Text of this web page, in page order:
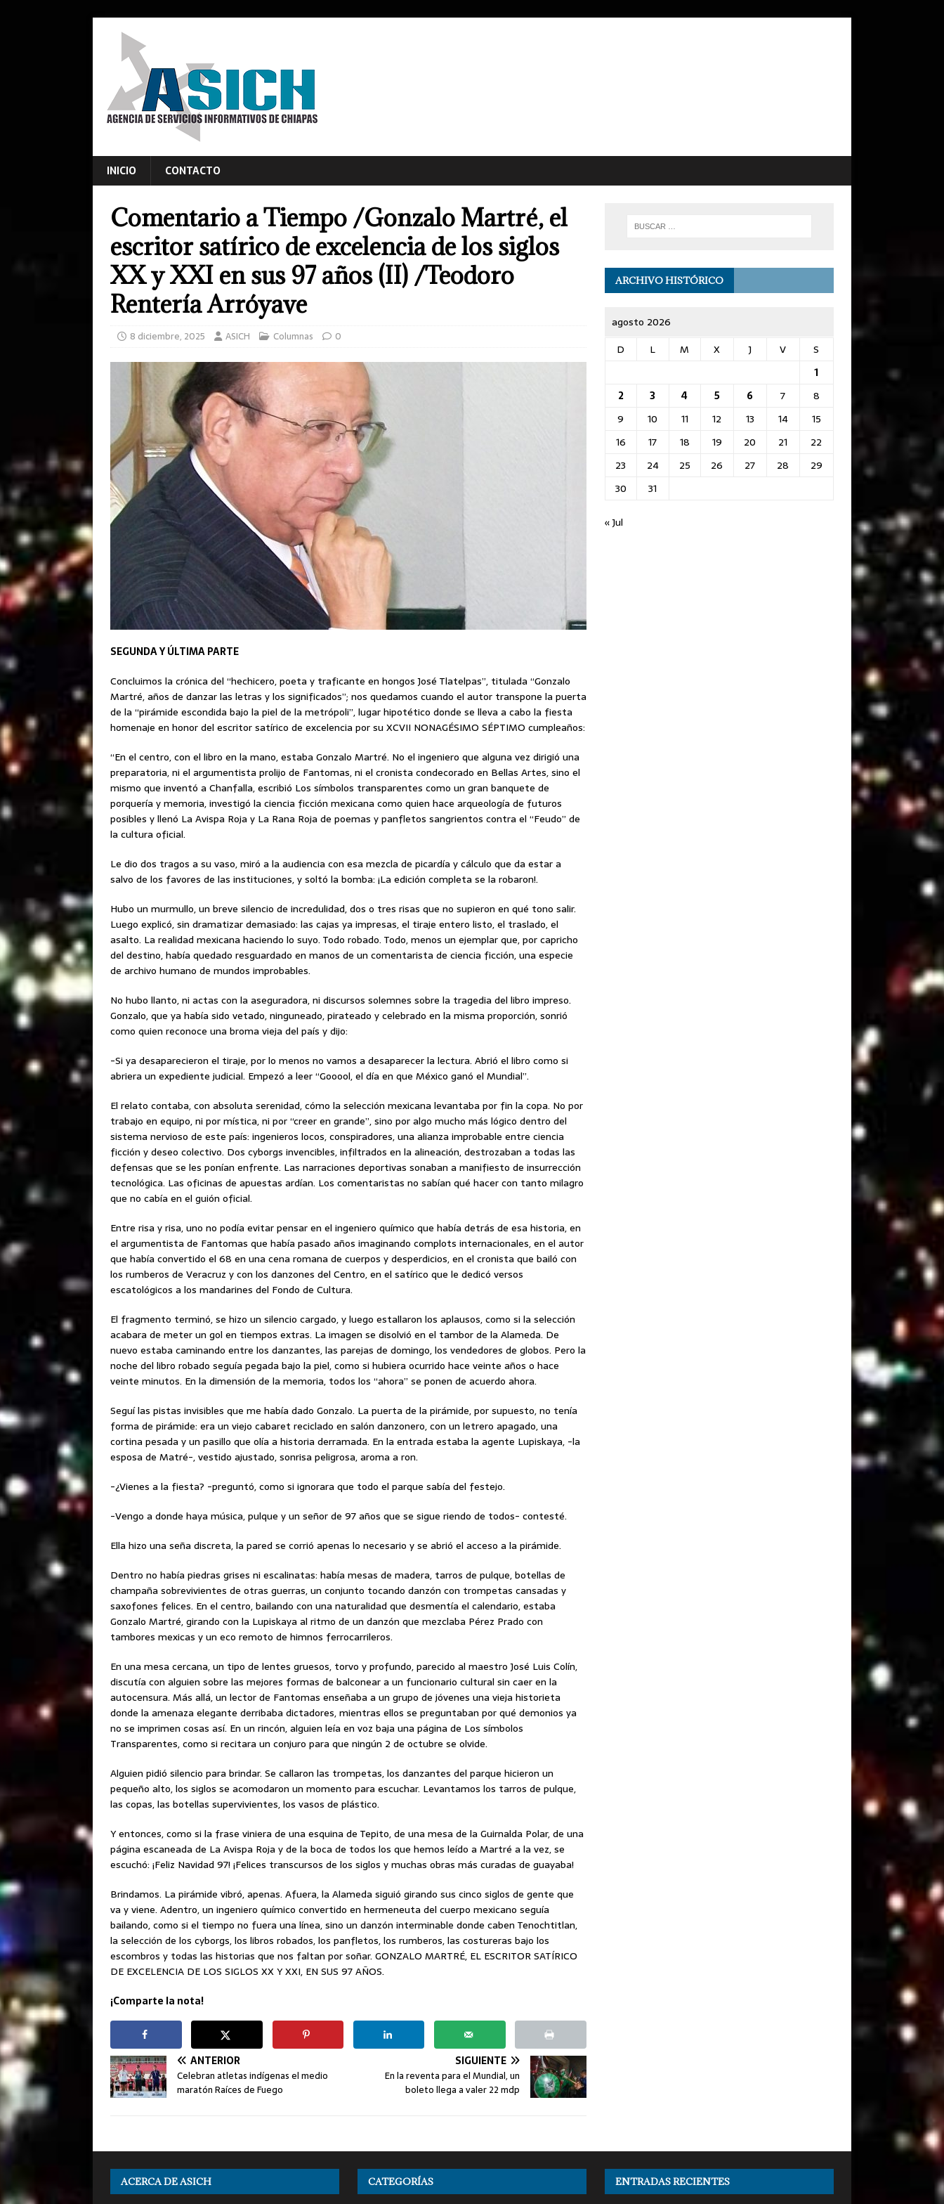
INICIO CONTACTO
Comentario a Tiempo /Gonzalo Martré, el
escritor satírico de excelencia de los siglos
XX y XXI en sus 97 años (II) /Teodoro
Rentería Arróyave
8 diciembre, 2025 ASICH Columnas 0
SEGUNDA Y ÚLTIMA PARTE
Concluimos la crónica del “hechicero, poeta y traficante en hongos José Tlatelpas”, titulada “Gonzalo
Martré, años de danzar las letras y los significados”; nos quedamos cuando el autor transpone la puerta
de la “pirámide escondida bajo la piel de la metrópoli”, lugar hipotético donde se lleva a cabo la fiesta
homenaje en honor del escritor satírico de excelencia por su XCVII NONAGÉSIMO SÉPTIMO cumpleaños:
“En el centro, con el libro en la mano, estaba Gonzalo Martré. No el ingeniero que alguna vez dirigió una
preparatoria, ni el argumentista prolijo de Fantomas, ni el cronista condecorado en Bellas Artes, sino el
mismo que inventó a Chanfalla, escribió Los símbolos transparentes como un gran banquete de
porquería y memoria, investigó la ciencia ficción mexicana como quien hace arqueología de futuros
posibles y llenó La Avispa Roja y La Rana Roja de poemas y panfletos sangrientos contra el “Feudo” de
la cultura oficial.
Le dio dos tragos a su vaso, miró a la audiencia con esa mezcla de picardía y cálculo que da estar a
salvo de los favores de las instituciones, y soltó la bomba: ¡La edición completa se la robaron!.
Hubo un murmullo, un breve silencio de incredulidad, dos o tres risas que no supieron en qué tono salir.
Luego explicó, sin dramatizar demasiado: las cajas ya impresas, el tiraje entero listo, el traslado, el
asalto. La realidad mexicana haciendo lo suyo. Todo robado. Todo, menos un ejemplar que, por capricho
del destino, había quedado resguardado en manos de un comentarista de ciencia ficción, una especie
de archivo humano de mundos improbables.
No hubo llanto, ni actas con la aseguradora, ni discursos solemnes sobre la tragedia del libro impreso.
Gonzalo, que ya había sido vetado, ninguneado, pirateado y celebrado en la misma proporción, sonrió
como quien reconoce una broma vieja del país y dijo:
-Si ya desaparecieron el tiraje, por lo menos no vamos a desaparecer la lectura. Abrió el libro como si
abriera un expediente judicial. Empezó a leer “Gooool, el día en que México ganó el Mundial”.
El relato contaba, con absoluta serenidad, cómo la selección mexicana levantaba por fin la copa. No por
trabajo en equipo, ni por mística, ni por “creer en grande”, sino por algo mucho más lógico dentro del
sistema nervioso de este país: ingenieros locos, conspiradores, una alianza improbable entre ciencia
ficción y deseo colectivo. Dos cyborgs invencibles, infiltrados en la alineación, destrozaban a todas las
defensas que se les ponían enfrente. Las narraciones deportivas sonaban a manifiesto de insurrección
tecnológica. Las oficinas de apuestas ardían. Los comentaristas no sabían qué hacer con tanto milagro
que no cabía en el guión oficial.
Entre risa y risa, uno no podía evitar pensar en el ingeniero químico que había detrás de esa historia, en
el argumentista de Fantomas que había pasado años imaginando complots internacionales, en el autor
que había convertido el 68 en una cena romana de cuerpos y desperdicios, en el cronista que bailó con
los rumberos de Veracruz y con los danzones del Centro, en el satírico que le dedicó versos
escatológicos a los mandarines del Fondo de Cultura.
El fragmento terminó, se hizo un silencio cargado, y luego estallaron los aplausos, como si la selección
acabara de meter un gol en tiempos extras. La imagen se disolvió en el tambor de la Alameda. De
nuevo estaba caminando entre los danzantes, las parejas de domingo, los vendedores de globos. Pero la
noche del libro robado seguía pegada bajo la piel, como si hubiera ocurrido hace veinte años o hace
veinte minutos. En la dimensión de la memoria, todos los “ahora” se ponen de acuerdo ahora.
Seguí las pistas invisibles que me había dado Gonzalo. La puerta de la pirámide, por supuesto, no tenía
forma de pirámide: era un viejo cabaret reciclado en salón danzonero, con un letrero apagado, una
cortina pesada y un pasillo que olía a historia derramada. En la entrada estaba la agente Lupiskaya, -la
esposa de Matré-, vestido ajustado, sonrisa peligrosa, aroma a ron.
-¿Vienes a la fiesta? -preguntó, como si ignorara que todo el parque sabía del festejo.
-Vengo a donde haya música, pulque y un señor de 97 años que se sigue riendo de todos- contesté.
Ella hizo una seña discreta, la pared se corrió apenas lo necesario y se abrió el acceso a la pirámide.
Dentro no había piedras grises ni escalinatas: había mesas de madera, tarros de pulque, botellas de
champaña sobrevivientes de otras guerras, un conjunto tocando danzón con trompetas cansadas y
saxofones felices. En el centro, bailando con una naturalidad que desmentía el calendario, estaba
Gonzalo Martré, girando con la Lupiskaya al ritmo de un danzón que mezclaba Pérez Prado con
tambores mexicas y un eco remoto de himnos ferrocarrileros.
En una mesa cercana, un tipo de lentes gruesos, torvo y profundo, parecido al maestro José Luis Colín,
discutía con alguien sobre las mejores formas de balconear a un funcionario cultural sin caer en la
autocensura. Más allá, un lector de Fantomas enseñaba a un grupo de jóvenes una vieja historieta
donde la amenaza elegante derribaba dictadores, mientras ellos se preguntaban por qué demonios ya
no se imprimen cosas así. En un rincón, alguien leía en voz baja una página de Los símbolos
Transparentes, como si recitara un conjuro para que ningún 2 de octubre se olvide.
Alguien pidió silencio para brindar. Se callaron las trompetas, los danzantes del parque hicieron un
pequeño alto, los siglos se acomodaron un momento para escuchar. Levantamos los tarros de pulque,
las copas, las botellas supervivientes, los vasos de plástico.
Y entonces, como si la frase viniera de una esquina de Tepito, de una mesa de la Guirnalda Polar, de una
página escaneada de La Avispa Roja y de la boca de todos los que hemos leído a Martré a la vez, se
escuchó: ¡Feliz Navidad 97! ¡Felices transcursos de los siglos y muchas obras más curadas de guayaba!
Brindamos. La pirámide vibró, apenas. Afuera, la Alameda siguió girando sus cinco siglos de gente que
va y viene. Adentro, un ingeniero químico convertido en hermeneuta del cuerpo mexicano seguía
bailando, como si el tiempo no fuera una línea, sino un danzón interminable donde caben Tenochtitlan,
la selección de los cyborgs, los libros robados, los panfletos, los rumberos, las costureras bajo los
escombros y todas las historias que nos faltan por soñar. GONZALO MARTRÉ, EL ESCRITOR SATÍRICO
DE EXCELENCIA DE LOS SIGLOS XX Y XXI, EN SUS 97 AÑOS.
¡Comparte la nota!
ANTERIOR
Celebran atletas indígenas el medio
maratón Raíces de Fuego
SIGUIENTE
En la reventa para el Mundial, un
boleto llega a valer 22 mdp
ARCHIVO HISTÓRICO
agosto 2026
D
L M X J V
S
1
2
3 4 5 6 7
8
9
10 11 12 13 14
15
16
17 18 19 20 21
22
23
24 25 26 27 28
29
30
31
« Jul
ACERCA DE ASICH CATEGORÍAS ENTRADAS RECIENTES